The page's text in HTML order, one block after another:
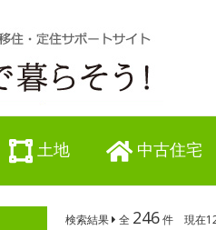
土地 中古住宅
検索結果 全 246件 現在